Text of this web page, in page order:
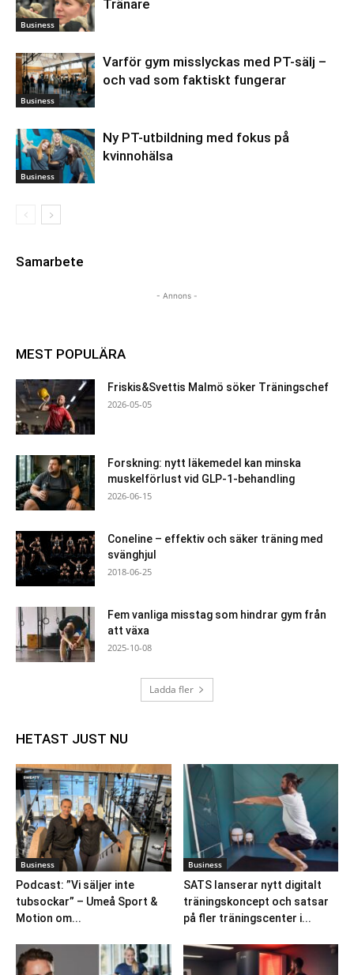
Business
Tränare
Business
Varför gym misslyckas med PT-sälj –
och vad som faktiskt fungerar
Business
Ny PT-utbildning med fokus på
kvinnohälsa
Samarbete
- Annons -
MEST POPULÄRA
Friskis&Svettis Malmö söker Träningschef
2026-05-05
Forskning: nytt läkemedel kan minska
muskelförlust vid GLP-1-behandling
2026-06-15
Coneline – effektiv och säker träning med
svänghjul
2018-06-25
Fem vanliga misstag som hindrar gym från
att växa
2025-10-08
Ladda fler
HETAST JUST NU
Business
Podcast: ”Vi säljer inte
tubsockar” – Umeå Sport &
Motion om...
Business
SATS lanserar nytt digitalt
träningskoncept och satsar
på fler träningscenter i...